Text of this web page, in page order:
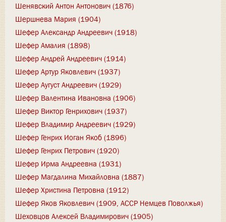
Шенявский Антон Антонович (1876)
Шершнева Мария (1904)
Шефер Александр Андреевич (1918)
Шефер Амалия (1898)
Шефер Андрей Андреевич (1914)
Шефер Артур Яковлевич (1937)
Шефер Аугуст Андреевич (1929)
Шефер Валентина Ивановна (1906)
Шефер Виктор Генрихович (1937)
Шефер Владимир Андреевич (1929)
Шефер Генрих Иоган Якоб (1896)
Шефер Генрих Петрович (1920)
Шефер Ирма Андреевна (1931)
Шефер Магдалина Михайловна (1887)
Шефер Христина Петровна (1912)
Шефер Яков Яковлевич (1909, АССР Немцев Поволжья)
Шеховцов Алексей Владимирович (1905)